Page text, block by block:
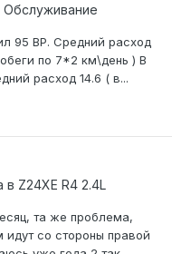
Обслуживание
95 BP. Средний расход
по 7*2 км\день ) В
расход 14.6 ( в...
в Z24XE R4 2.4L
та же проблема,
со стороны правой